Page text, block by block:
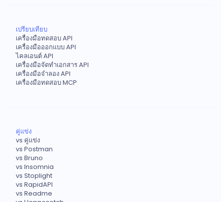
เปรียบเทียบ
เครื่องมือทดสอบ API
เครื่องมือออกแบบ API
ไคลเอนต์ API
เครื่องมือจัดทำเอกสาร API
เครื่องมือจำลอง API
เครื่องมือทดสอบ MCP
คู่แข่ง
vs คู่แข่ง
vs Postman
vs Bruno
vs Insomnia
vs Stoplight
vs RapidAPI
vs Readme